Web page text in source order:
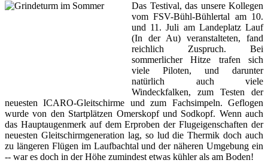
Das Testival, das unsere Kollegen
vom FSV-Bühl-Bühlertal am 10.
und 11. Juli am Landeplatz Lauf
(In der Au) veranstalteten, fand
reichlich Zuspruch. Bei
sommerlicher Hitze trafen sich
viele Piloten, und darunter
natürlich auch viele
Windeckfalken, zum Testen der
neuesten ICARO-Gleitschirme und zum Fachsimpeln. Geflogen
wurde von den Startplätzen Omerskopf und Sodkopf. Wenn auch
das Hauptaugenmerk auf dem Erproben der Flugeigenschaften der
neuesten Gleitschirmgeneration lag, so lud die Thermik doch auch
zu längeren Flügen im Laufbachtal und der näheren Umgebung ein
-- war es doch in der Höhe zumindest etwas kühler als am Boden!